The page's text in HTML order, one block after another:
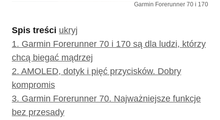
Garmin Forerunner 70 i 170
Spis treści ukryj
1. Garmin Forerunner 70 i 170 są dla ludzi, którzy
chcą biegać mądrzej
2. AMOLED, dotyk i pięć przycisków. Dobry
kompromis
3. Garmin Forerunner 70. Najważniejsze funkcje
bez przesady